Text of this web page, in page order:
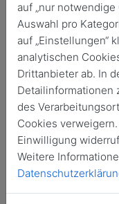
Liane Knüppel
Mitarbeiter der
D.C. (Bericht)
Liane Knüppel trifft
Naumann-Stiftung
Weiterlesen...
Der Reiz ist das
auf „nur
Auswahl pro
auf „Einstellungen“
analytischen
Drittanbieter ab. In
Detailinformationen
des
Cookies
Einwilligung
Weitere